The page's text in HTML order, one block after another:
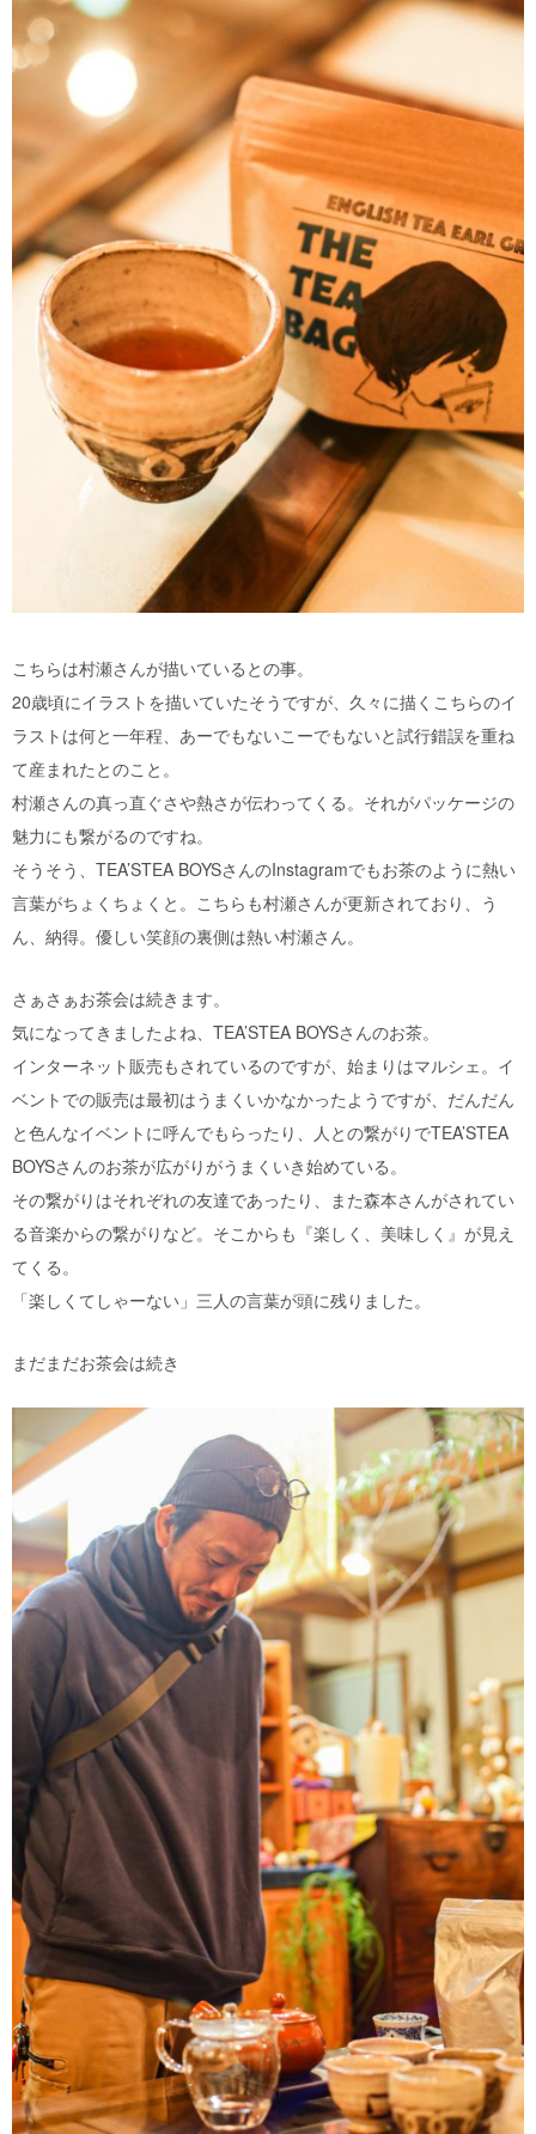
こちらは村瀬さんが描いているとの事。
20歳頃にイラストを描いていたそうですが、久々に描くこちらのイ
ラストは何と一年程、あーでもないこーでもないと試行錯誤を重ね
て産まれたとのこと。
村瀬さんの真っ直ぐさや熱さが伝わってくる。それがパッケージの
魅力にも繋がるのですね。
そうそう、TEA’STEA BOYSさんのInstagramでもお茶のように熱い
言葉がちょくちょくと。こちらも村瀬さんが更新されており、う
ん、納得。優しい笑顔の裏側は熱い村瀬さん。
さぁさぁお茶会は続きます。
気になってきましたよね、TEA’STEA BOYSさんのお茶。
インターネット販売もされているのですが、始まりはマルシェ。イ
ベントでの販売は最初はうまくいかなかったようですが、だんだん
と色んなイベントに呼んでもらったり、人との繋がりでTEA’STEA
BOYSさんのお茶が広がりがうまくいき始めている。
その繋がりはそれぞれの友達であったり、また森本さんがされてい
る音楽からの繋がりなど。そこからも『楽しく、美味しく』が見え
てくる。
「楽しくてしゃーない」三人の言葉が頭に残りました。
まだまだお茶会は続き